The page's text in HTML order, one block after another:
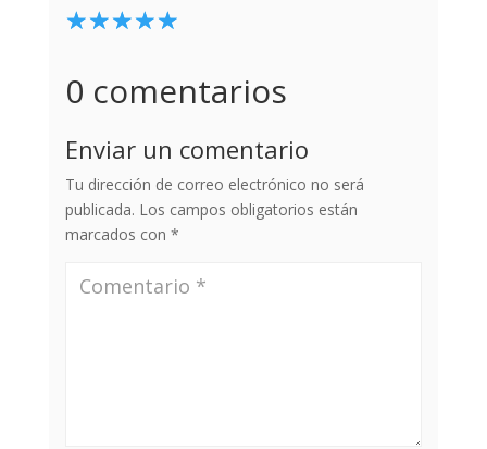
☆☆☆☆☆
★★★★★
0 comentarios
Enviar un comentario
Tu dirección de correo electrónico no será
publicada. Los campos obligatorios están
marcados con *